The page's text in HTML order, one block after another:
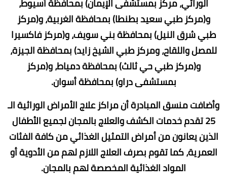
و(مركز طبي سعيد بطنطا) بمحافظة الغربية، و(مركز
طبي شرق النيل) بمحافظة بني سويف، و(مركز فاكسيرا
للمصل واللقاح، ومركز طبي الشيخ زايد) بمحافظة الجيزة،
و(مركز طبي حي ثالث) بمحافظة دمياط، و(مركز
بمستشفى دراو) بمحافظة أسوان.
وأضافت منسق المبادرة أن مراكز علاج الأمراض الوراثية الـ
25 تقدم خدمات الكشف والعلاج بالمجان لجميع الأطفال
الذين يعانون من أمراض التمثيل الغذائي من كافة الفئات
العمرية، كما تقوم بصرف العلاج اللازم لهم من الأدوية أو
المواد الغذائية المخصصة لهم بالمجان.